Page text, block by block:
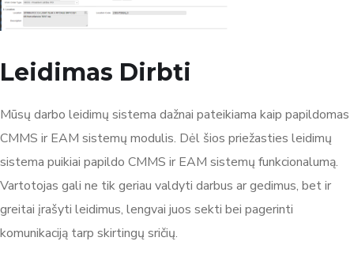
Leidimas Dirbti
Mūsų darbo leidimų sistema dažnai pateikiama kaip papildomas
CMMS ir EAM sistemų modulis. Dėl šios priežasties leidimų
sistema puikiai papildo CMMS ir EAM sistemų funkcionalumą.
Vartotojas gali ne tik geriau valdyti darbus ar gedimus, bet ir
greitai įrašyti leidimus, lengvai juos sekti bei pagerinti
komunikaciją tarp skirtingų sričių.